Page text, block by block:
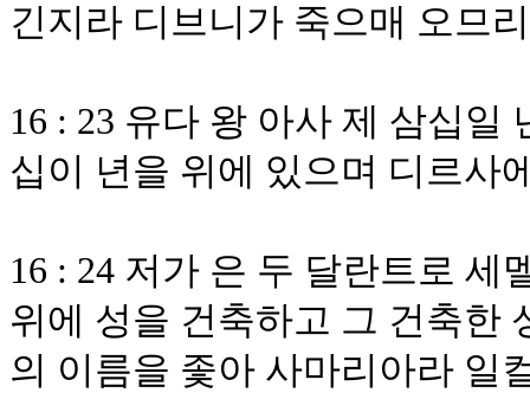
긴지라 디브니가 죽으매 오므
16 : 23 유다 왕 아사 제 삼십일
십이 년을 위에 있으며 디르사
16 : 24 저가 은 두 달란트로 세
위에 성을 건축하고 그 건축한
의 이름을 좇아 사마리아라 일